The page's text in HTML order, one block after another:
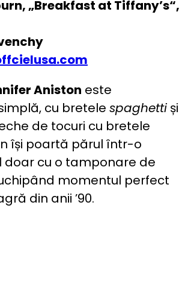
„Breakfast at Tiffany’s“,
Aniston este
cu bretele spaghetti și
de tocuri cu bretele
își poartă părul într-o
doar cu o tamponare de
momentul perfect
din anii ’90.